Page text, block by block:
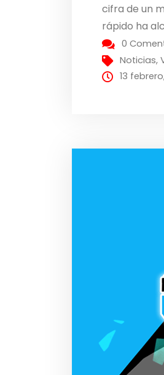
cifra de un
rápido ha
0
Noticias,
13